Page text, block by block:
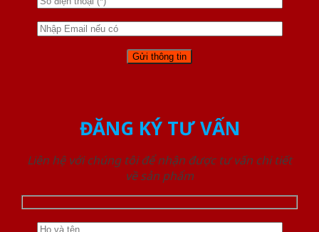
ĐĂNG KÝ TƯ VẤN
Liên hệ với chúng tôi để nhận được tư vấn chi tiết
về sản phẩm